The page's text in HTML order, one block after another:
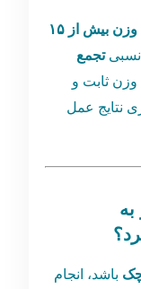
افزایش وزن بیش از ۱۵
نسبیتجمع
ثابت و
نتایج عمل
به
باشد، انجام